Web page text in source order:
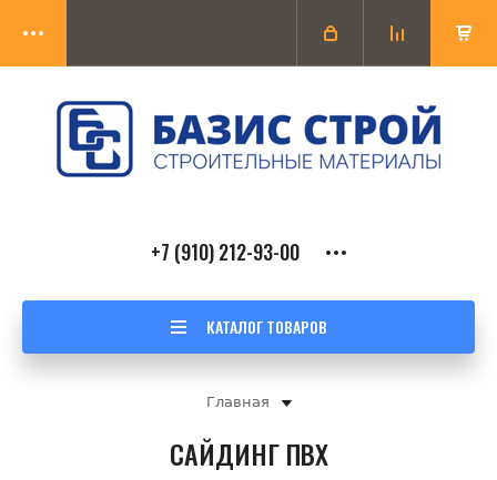
+7 (910) 212-93-00
КАТАЛОГ ТОВАРОВ
Главная
САЙДИНГ ПВХ